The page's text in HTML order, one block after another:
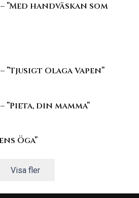
”Med handväskan som
”Tjusigt Olaga Vapen”
”Pieta, din mamma”
Öga”
Visa fler